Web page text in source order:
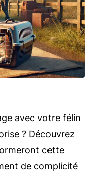
avec votre félin
? Découvrez
cette
de complicité